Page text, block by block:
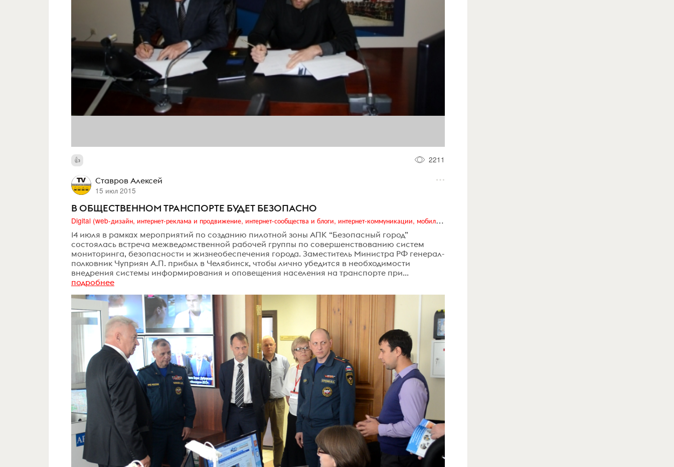
2211
Ставров Алексей
15 июл 2015
В ОБЩЕСТВЕННОМ ТРАНСПОРТЕ БУДЕТ БЕЗОПАСНО
Digital (web-дизайн, интернет-реклама и продвижение, интернет-сообщества и блоги, интернет-коммуникации, мобильный маркетинг, реклама на цифровых экранах)
14 июля в рамках мероприятий по созданию пилотной зоны АПК “Безопасный город”
состоялась встреча межведомственной рабочей группы по совершенствованию систем
мониторинга, безопасности и жизнеобеспечения города. Заместитель Министра РФ генерал-
полковник Чуприян А.П. прибыл в Челябинск, чтобы лично убедится в необходимости
внедрения системы информирования и оповещения населения на транспорте при...
подробнее